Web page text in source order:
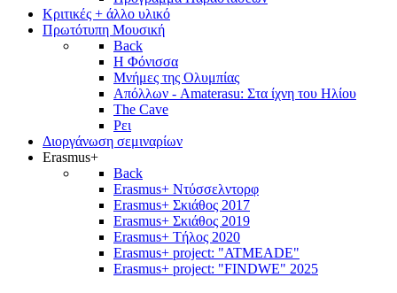
Κριτικές + άλλο υλικό
Πρωτότυπη Μουσική
Back
Η Φόνισσα
Μνήμες της Ολυμπίας
Απόλλων - Amaterasu: Στα ίχνη του Ηλίου
The Cave
Ρει
Διοργάνωση σεμιναρίων
Erasmus+
Back
Erasmus+ Ντύσσελντορφ
Erasmus+ Σκιάθος 2017
Erasmus+ Σκιάθος 2019
Erasmus+ Τήλος 2020
Erasmus+ project: "ATMEADE"
Erasmus+ project: "FINDWE" 2025